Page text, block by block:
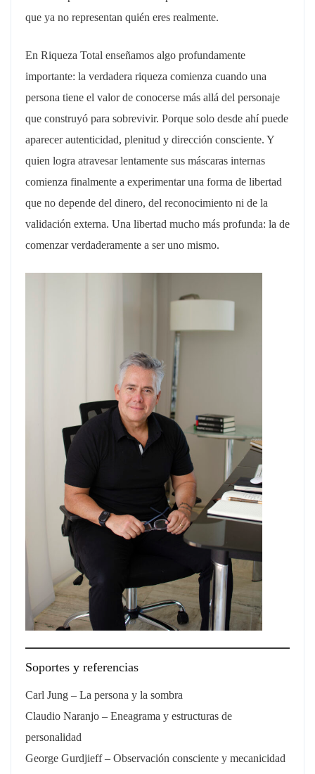
que ya no representan quién eres realmente.
En Riqueza Total enseñamos algo profundamente
importante: la verdadera riqueza comienza cuando una
persona tiene el valor de conocerse más allá del personaje
que construyó para sobrevivir. Porque solo desde ahí puede
aparecer autenticidad, plenitud y dirección consciente. Y
quien logra atravesar lentamente sus máscaras internas
comienza finalmente a experimentar una forma de libertad
que no depende del dinero, del reconocimiento ni de la
validación externa. Una libertad mucho más profunda: la de
comenzar verdaderamente a ser uno mismo.
Soportes y referencias
Carl Jung – La persona y la sombra
Claudio Naranjo – Eneagrama y estructuras de
personalidad
George Gurdjieff – Observación consciente y mecanicidad